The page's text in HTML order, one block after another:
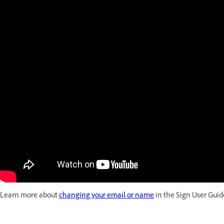
Learn more aboutchanging your email or namein the Sign User